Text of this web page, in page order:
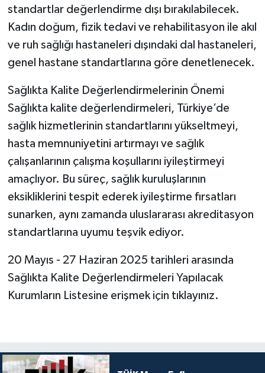
standartlar değerlendirme dışı bırakılabilecek.
Kadın doğum, fizik tedavi ve rehabilitasyon ile akıl
ve ruh sağlığı hastaneleri dışındaki dal hastaneleri,
genel hastane standartlarına göre denetlenecek.
Sağlıkta Kalite Değerlendirmelerinin Önemi
Sağlıkta kalite değerlendirmeleri, Türkiye’de
sağlık hizmetlerinin standartlarını yükseltmeyi,
hasta memnuniyetini artırmayı ve sağlık
çalışanlarının çalışma koşullarını iyileştirmeyi
amaçlıyor. Bu süreç, sağlık kuruluşlarının
eksikliklerini tespit ederek iyileştirme fırsatları
sunarken, aynı zamanda uluslararası akreditasyon
standartlarına uyumu teşvik ediyor.
20 Mayıs - 27 Haziran 2025 tarihleri arasında
Sağlıkta Kalite Değerlendirmeleri Yapılacak
Kurumların Listesine erişmek için tıklayınız.